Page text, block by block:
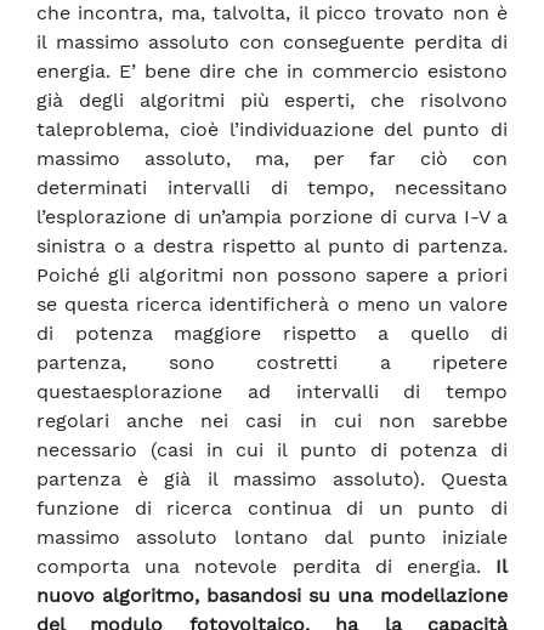
che incontra, ma, talvolta, il picco trovato non è
il massimo assoluto con conseguente perdita di
energia. E’ bene dire che in commercio esistono
già degli algoritmi più esperti, che risolvono
taleproblema, cioè l’individuazione del punto di
massimo assoluto, ma, per far ciò con
determinati intervalli di tempo, necessitano
l’esplorazione di un’ampia porzione di curva I-V a
sinistra o a destra rispetto al punto di partenza.
Poiché gli algoritmi non possono sapere a priori
se questa ricerca identificherà o meno un valore
di potenza maggiore rispetto a quello di
partenza, sono costretti a ripetere
questaesplorazione ad intervalli di tempo
regolari anche nei casi in cui non sarebbe
necessario (casi in cui il punto di potenza di
partenza è già il massimo assoluto). Questa
funzione di ricerca continua di un punto di
massimo assoluto lontano dal punto iniziale
comporta una notevole perdita di energia. Il
nuovo algoritmo, basandosi su una modellazione
del modulo fotovoltaico, ha la capacità